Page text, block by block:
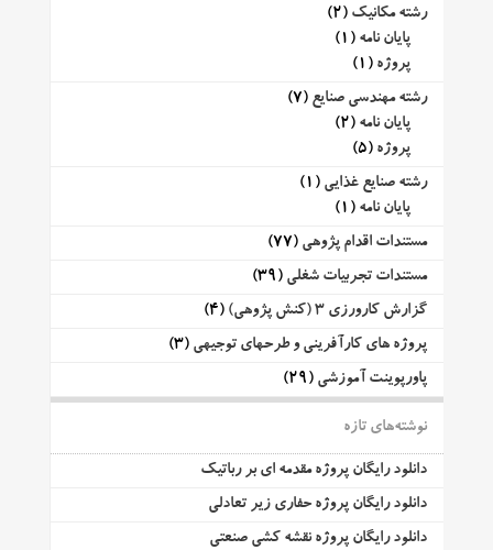
رشته مکانیک (2)
پایان نامه (1)
پروژه (1)
رشته مهندسی صنایع (7)
پایان نامه (2)
پروژه (5)
رشته صنایع غذایی (1)
پایان نامه (1)
مستندات اقدام پژوهی (77)
مستندات تجربیات شغلی (39)
گزارش کارورزی 3 (کنش پژوهی)
(4)
پروژه های کارآفرینی و طرحهای توجیهی (3)
پاورپوینت آموزشی (29)
نوشته‌های تازه
دانلود رایگان پروژه مقدمه ای بر رباتیک
دانلود رایگان پروژه حفاری زیر تعادلی
دانلود رایگان پروژه نقشه کشی صنعتی